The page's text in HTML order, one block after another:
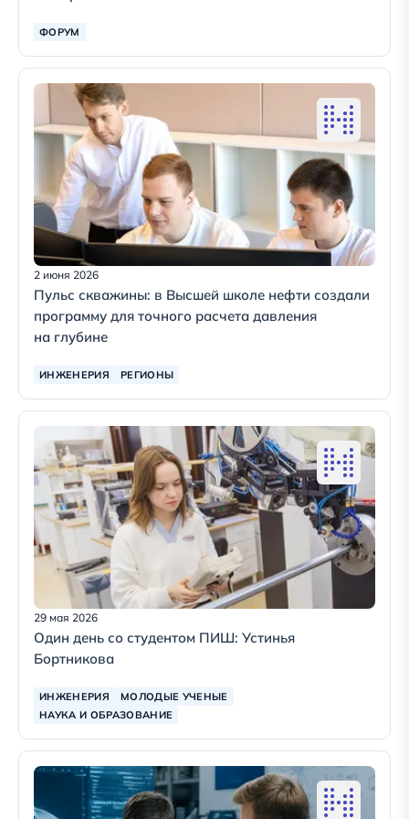
ФОРУМ
2 июня 2026
Пульс скважины: в Высшей школе нефти создали
программу для точного расчета давления
на глубине
ИНЖЕНЕРИЯ РЕГИОНЫ
29 мая 2026
Один день со студентом ПИШ: Устинья
Бортникова
ИНЖЕНЕРИЯ
МОЛОДЫЕ УЧЕНЫЕ
НАУКА И ОБРАЗОВАНИЕ